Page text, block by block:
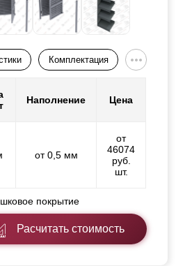
Комплектация
Наполнение Цена
от 0,5 мм
от
46074
руб.
шт.
покрытие
Расчитать стоимость